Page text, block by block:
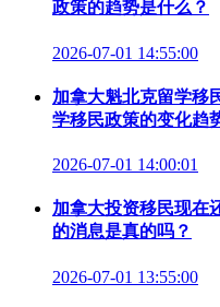
政策的趋势是什么？
2026-07-01 14:55:00
加拿大魁北克留学移
学移民政策的变化趋
2026-07-01 14:00:01
加拿大投资移民现在
的消息是真的吗？
2026-07-01 13:55:00